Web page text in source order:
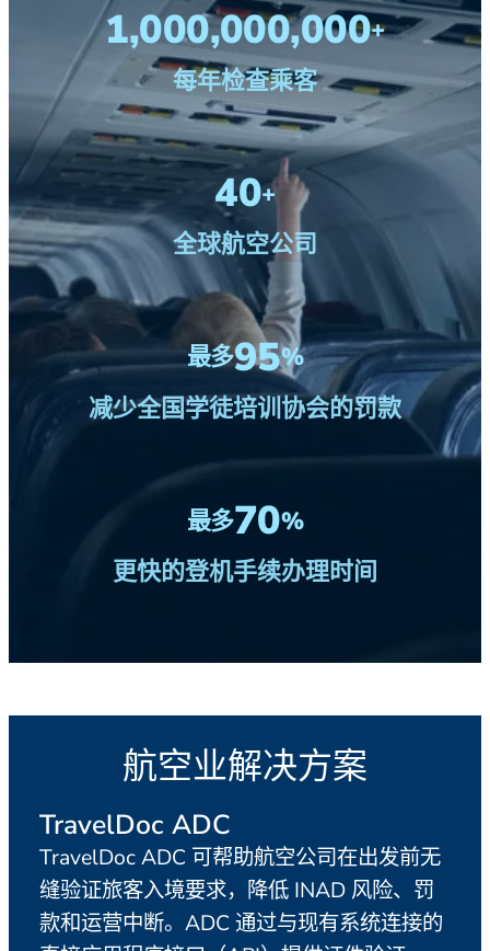
1,000,000,000+
每年检查乘客
40+
全球航空公司
最多95%
减少全国学徒培训协会的罚款
最多70%
更快的登机手续办理时间
航空业解决方案
TravelDoc ADC
TravelDoc ADC 可帮助航空公司在出发前无
缝验证旅客入境要求，降低 INAD 风险、罚
款和运营中断。ADC 通过与现有系统连接的